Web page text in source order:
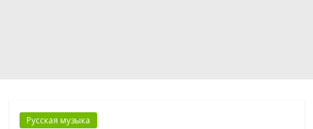
Русская музыка